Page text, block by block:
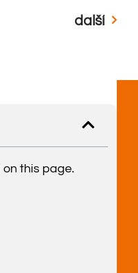
další
this page.